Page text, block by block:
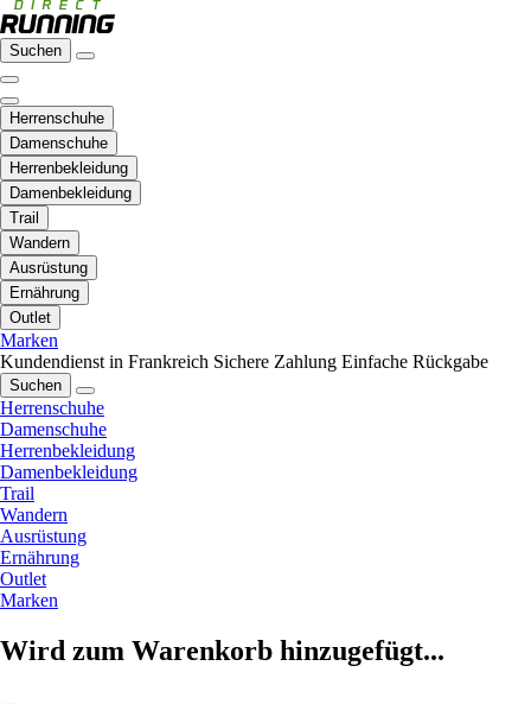
Suchen
Herrenschuhe
Damenschuhe
Herrenbekleidung
Damenbekleidung
Trail
Wandern
Ausrüstung
Ernährung
Outlet
Marken
Kundendienst in Frankreich Sichere Zahlung Einfache Rückgabe
Suchen
Herrenschuhe
Damenschuhe
Herrenbekleidung
Damenbekleidung
Trail
Wandern
Ausrüstung
Ernährung
Outlet
Marken
Wird zum Warenkorb hinzugefügt...